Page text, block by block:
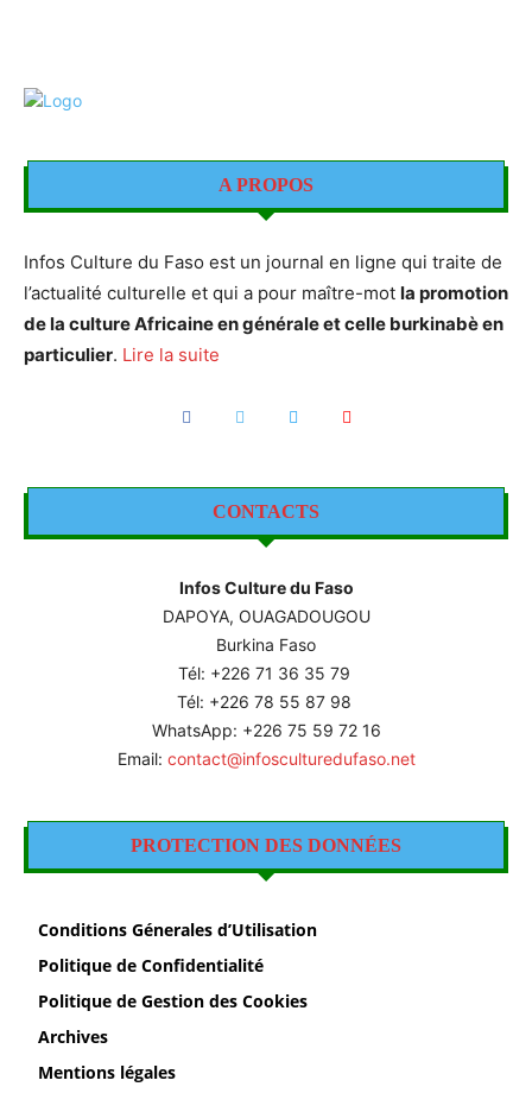
A PROPOS
Infos Culture du Faso est un journal en ligne qui traite de
l’actualité culturelle et qui a pour maître-mot la promotion
de la culture Africaine en générale et celle burkinabè en
particulier. Lire la suite
CONTACTS
Infos Culture du Faso
DAPOYA, OUAGADOUGOU
Burkina Faso
Tél: +226 71 36 35 79
Tél: +226 78 55 87 98
WhatsApp: +226 75 59 72 16
Email: contact@infosculturedufaso.net
PROTECTION DES DONNÉES
Conditions Génerales d’Utilisation
Politique de Confidentialité
Politique de Gestion des Cookies
Archives
Mentions légales